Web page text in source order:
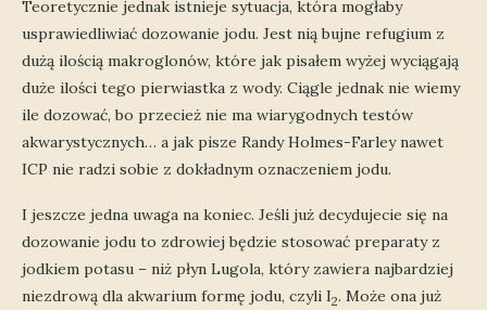
Teoretycznie jednak istnieje sytuacja, która mogłaby
usprawiedliwiać dozowanie jodu. Jest nią bujne refugium z
dużą ilością makroglonów, które jak pisałem wyżej wyciągają
duże ilości tego pierwiastka z wody. Ciągle jednak nie wiemy
ile dozować, bo przecież nie ma wiarygodnych testów
akwarystycznych… a jak pisze Randy Holmes-Farley nawet
ICP nie radzi sobie z dokładnym oznaczeniem jodu.
I jeszcze jedna uwaga na koniec. Jeśli już decydujecie się na
dozowanie jodu to zdrowiej będzie stosować preparaty z
jodkiem potasu – niż płyn Lugola, który zawiera najbardziej
niezdrową dla akwarium formę jodu, czyli I2. Może ona już